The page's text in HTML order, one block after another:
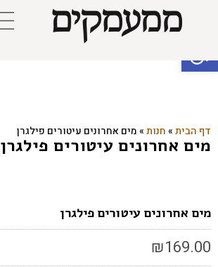
פתח סרגל נגישות
דף הבית»חנות»מים אחרונים עיטורים פילגרן
מים אחרונים עיטורים פילגרן
מים אחרונים עיטורים פילגרן
₪169.00